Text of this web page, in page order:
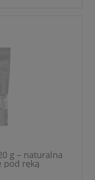
g – naturalna
pod ręką